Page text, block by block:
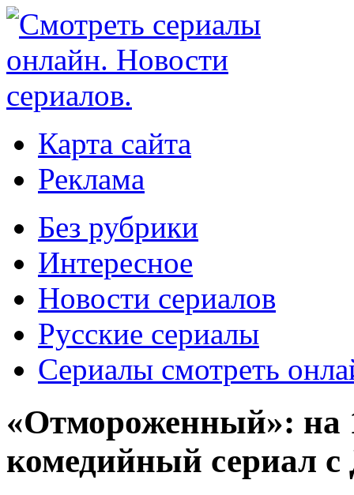
Карта сайта
Реклама
Без рубрики
Интересное
Новости сериалов
Русские сериалы
Сериалы смотреть
«Отмороженный»:
комедийный сериал с